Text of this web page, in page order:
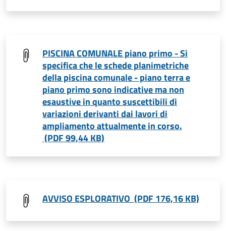
PISCINA COMUNALE piano primo - Si
specifica che le schede planimetriche
della piscina comunale - piano terra e
piano primo sono indicative ma non
esaustive in quanto suscettibili di
variazioni derivanti dai lavori di
ampliamento attualmente in corso.
(PDF 99,44 KB)
AVVISO ESPLORATIVO (PDF 176,16 KB)